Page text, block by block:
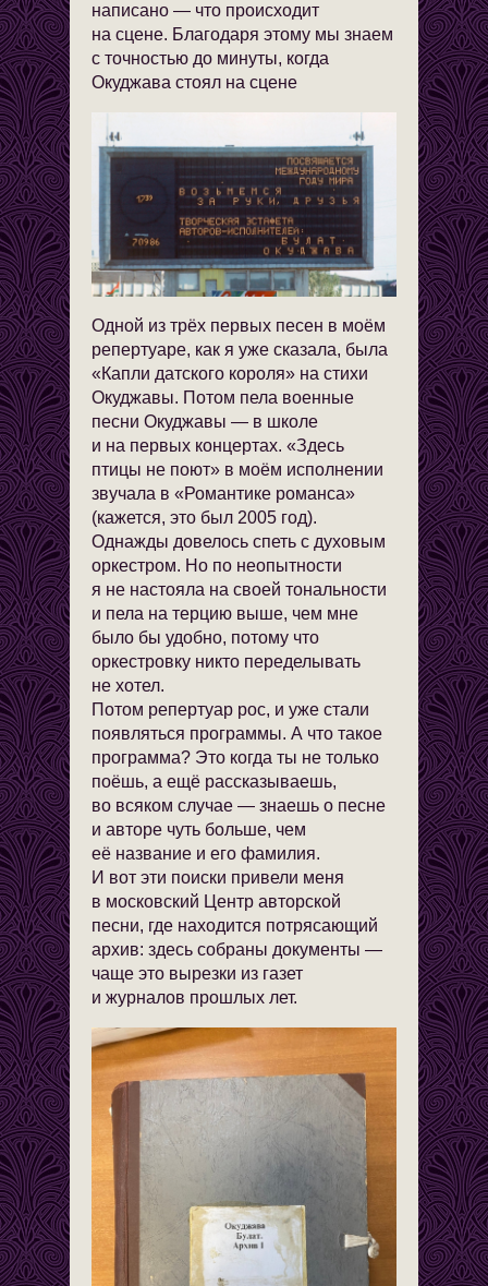
написано — что происходит
на сцене. Благодаря этому мы знаем
с точностью до минуты, когда
Окуджава стоял на сцене
Одной из трёх первых песен в моём
репертуаре, как я уже сказала, была
«Капли датского короля» на стихи
Окуджавы. Потом пела военные
песни Окуджавы — в школе
и на первых концертах. «Здесь
птицы не поют» в моём исполнении
звучала в «Романтике романса»
(кажется, это был 2005 год).
Однажды довелось спеть с духовым
оркестром. Но по неопытности
я не настояла на своей тональности
и пела на терцию выше, чем мне
было бы удобно, потому что
оркестровку никто переделывать
не хотел.
Потом репертуар рос, и уже стали
появляться программы. А что такое
программа? Это когда ты не только
поёшь, а ещё рассказываешь,
во всяком случае — знаешь о песне
и авторе чуть больше, чем
её название и его фамилия.
И вот эти поиски привели меня
в московский Центр авторской
песни, где находится потрясающий
архив: здесь собраны документы —
чаще это вырезки из газет
и журналов прошлых лет.